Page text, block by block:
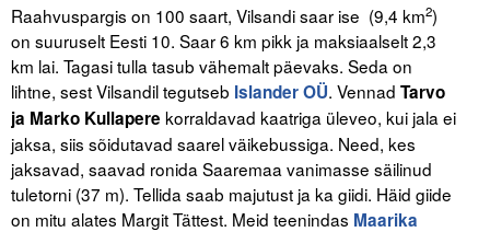
Raahvuspargis on 100 saart, Vilsandi saar ise (9,4 km2)
on suuruselt Eesti 10. Saar 6 km pikk ja maksiaalselt 2,3
km lai. Tagasi tulla tasub vähemalt päevaks. Seda on
lihtne, sest Vilsandil tegutseb Islander OÜ. Vennad Tarvo
ja Marko Kullapere korraldavad kaatriga üleveo, kui jala ei
jaksa, siis sõidutavad saarel väikebussiga. Need, kes
jaksavad, saavad ronida Saaremaa vanimasse säilinud
tuletorni (37 m). Tellida saab majutust ja ka giidi. Häid giide
on mitu alates Margit Tättest. Meid teenindas Maarika